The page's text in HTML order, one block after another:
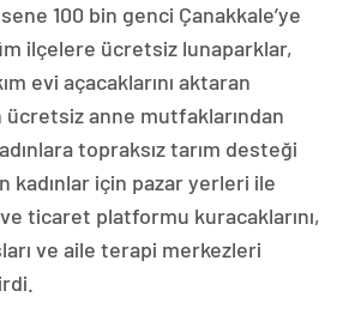
100 bin genci Çanakkale’ye
ilçelere ücretsiz lunaparklar,
evi açacaklarını aktaran
anne mutfaklarından
topraksız tarım desteği
için pazar yerleri ile
ticaret platformu kuracaklarını,
ve aile terapi merkezleri